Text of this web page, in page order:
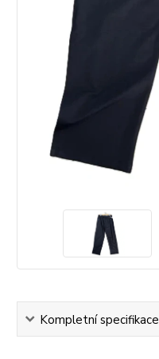
Kompletní specifikace